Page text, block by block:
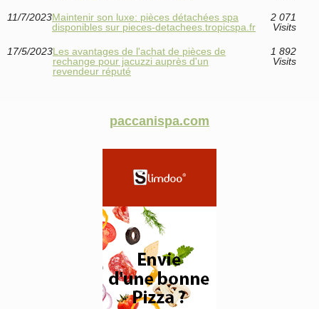
11/7/2023Maintenir son luxe: pièces détachées spa
disponibles sur pieces-detachees.tropicspa.fr
2 071
Visits
17/5/2023Les avantages de l'achat de pièces de
rechange pour jacuzzi auprès d'un
revendeur réputé
1 892
Visits
paccanispa.com